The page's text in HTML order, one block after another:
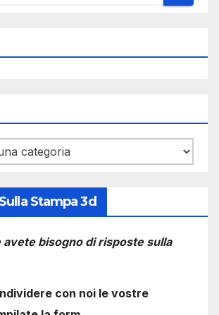
Stampa 3d
avete bisogno di risposte sulla
con noi le vostre